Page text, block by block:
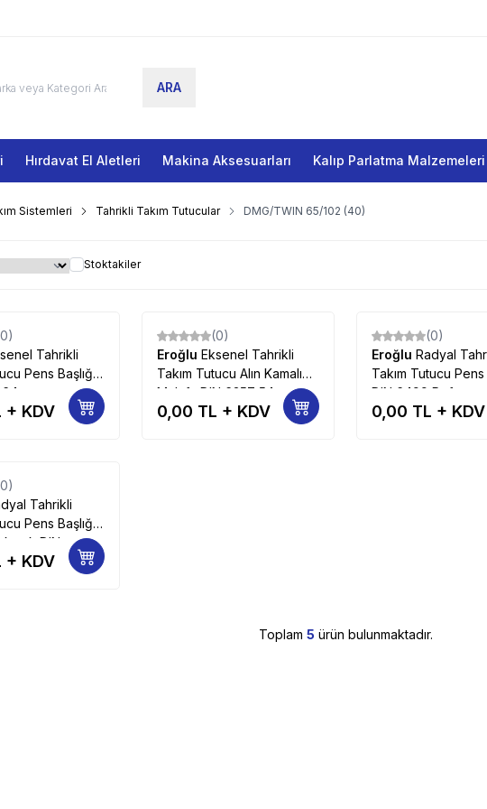
ARA
Hırdavat El Aletleri Makina Aksesuarları Kalıp Parlatma Malzemeleri
Sistemleri Tahrikli Takım Tutucular DMG/TWIN 65/102 (40)
Stoktakiler
Tahrikli
Pens Başlığı
+ KDV
(0)
Eroğlu Eksenel Tahrikli
Takım Tutucu Alın Kamalı
Malafa DIN 6357 54
0,00 TL + KDV
(0)
Eroğlu Radyal
Takım Tutucu Pens
DIN 6499,Referans
41
0,00 TL + KDV
Tahrikli
Pens Başlığı
DIN
Kamalı 39
+ KDV
Toplam 5 ürün bulunmaktadır.